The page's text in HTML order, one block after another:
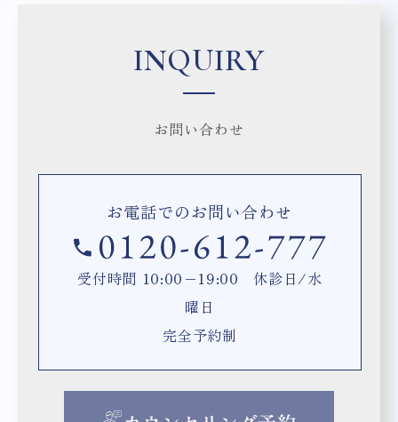
INQUIRY
お問い合わせ
お電話でのお問い合わせ
受付時間 10:00−19:00 休診日/水
曜日
完全予約制